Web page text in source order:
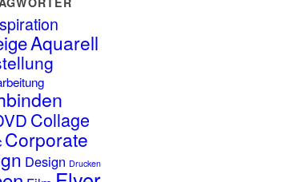
Aquarell
Collage
Corporate
Design Drucken